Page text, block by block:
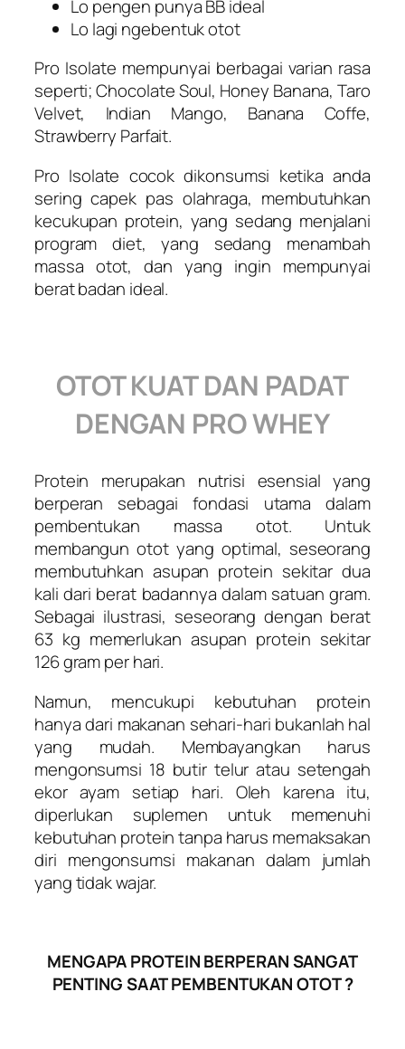
Lo pengen punya BB ideal
Lo lagi ngebentuk otot
Pro Isolate mempunyai berbagai varian rasa
seperti; Chocolate Soul, Honey Banana, Taro
Velvet, Indian Mango, Banana Coffe,
Strawberry Parfait.
Pro Isolate cocok dikonsumsi ketika anda
sering capek pas olahraga, membutuhkan
kecukupan protein, yang sedang menjalani
program diet, yang sedang menambah
massa otot, dan yang ingin mempunyai
berat badan ideal.
OTOT KUAT DAN PADAT
DENGAN PRO WHEY
Protein merupakan nutrisi esensial yang
berperan sebagai fondasi utama dalam
pembentukan massa otot. Untuk
membangun otot yang optimal, seseorang
membutuhkan asupan protein sekitar dua
kali dari berat badannya dalam satuan gram.
Sebagai ilustrasi, seseorang dengan berat
63 kg memerlukan asupan protein sekitar
126 gram per hari.
Namun, mencukupi kebutuhan protein
hanya dari makanan sehari-hari bukanlah hal
yang mudah. Membayangkan harus
mengonsumsi 18 butir telur atau setengah
ekor ayam setiap hari. Oleh karena itu,
diperlukan suplemen untuk memenuhi
kebutuhan protein tanpa harus memaksakan
diri mengonsumsi makanan dalam jumlah
yang tidak wajar.
MENGAPA PROTEIN BERPERAN SANGAT
PENTING SAAT PEMBENTUKAN OTOT ?